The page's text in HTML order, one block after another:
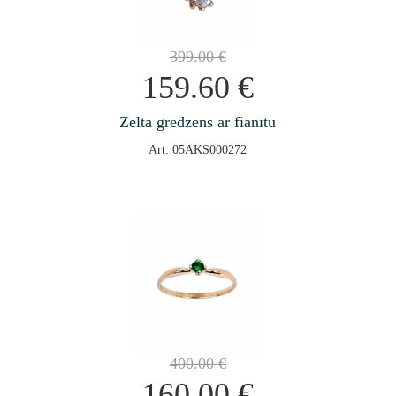
399.00€
159.60 €
Zelta gredzens ar fianītu
Art: 05AKS000272
400.00€